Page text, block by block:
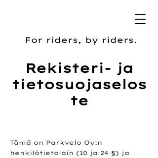
For riders, by riders.
Rekisteri- ja
tietosuojaselos
te
Tämä on Parkvelo Oy:n
henkilötietolain (10 ja 24 §) ja